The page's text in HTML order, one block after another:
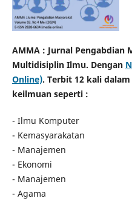
AMMA : Jurnal Pengabdian
Multidisiplin Ilmu. Dengan
Online). Terbit 12 kali
keilmuan seperti :
- Ilmu Komputer
- Kemasyarakatan
- Manajemen
- Ekonomi
- Manajemen
- Agama